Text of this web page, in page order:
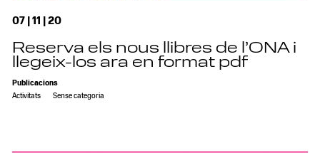
07 | 11 | 20
Reserva els nous llibres de l’ONA i
llegeix-los ara en format pdf
Publicacions
Activitats
Sense categoria